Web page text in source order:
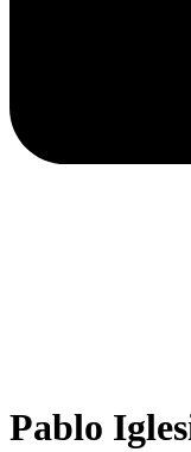
Pablo